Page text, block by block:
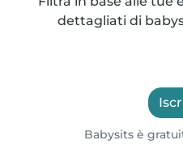
dettagliati di
Babysits è